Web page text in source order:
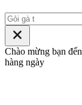
Chào mừng bạn
hàng ngày